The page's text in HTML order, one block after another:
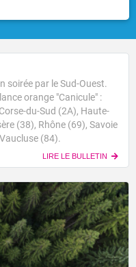
soirée par le Sud-Ouest.
orange "Canicule" :
du-Sud (2A), Haute-
(38), Rhône (69), Savoie
(84).
LIRE LE BULLETIN